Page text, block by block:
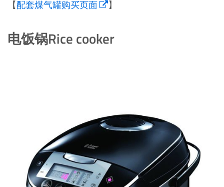
【配套煤气罐购买页面 】
电饭锅Rice cooker